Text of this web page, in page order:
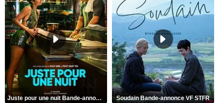
Juste pour une nuit Bande-annonce VO STFR Soudain Bande-annonce VF STFR